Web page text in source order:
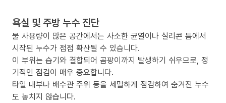
욕실 및 주방 누수 진단
물 사용량이 많은 공간에서는 사소한 균열이나 실리콘 틈에서
시작된 누수가 점점 확산될 수 있습니다.
이 부위는 습기와 결합되어 곰팡이까지 발생하기 쉬우므로, 정
기적인 점검이 매우 중요합니다.
타일 내부나 배수관 주위 등을 세밀하게 점검하여 숨겨진 누수
도 놓치지 않습니다.